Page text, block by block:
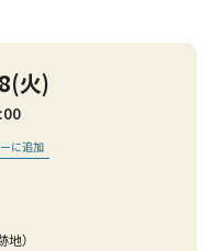
火)
に追加
）